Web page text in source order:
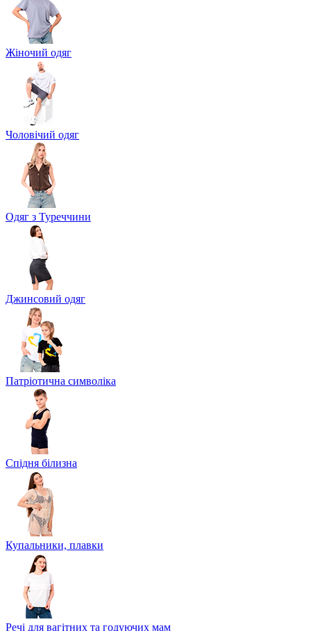
Жіночий одяг
Чоловічий одяг
Одяг з Туреччини
Джинсовий одяг
Патріотична символіка
Спідня білизна
Купальники, плавки
Речі для вагітних та годуючих мам